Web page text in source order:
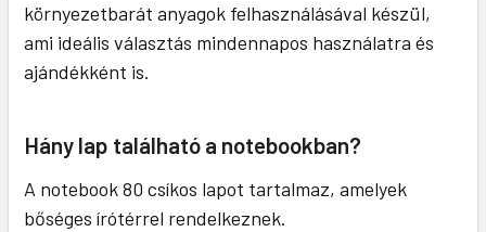
környezetbarát anyagok felhasználásával készül,
ami ideális választás mindennapos használatra és
ajándékként is.
Hány lap található a notebookban?
A notebook 80 csíkos lapot tartalmaz, amelyek
bőséges írótérrel rendelkeznek.